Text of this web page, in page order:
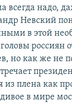
всегда надо,
Невский
в этой
россиян
но как же не
из плена как
в мире